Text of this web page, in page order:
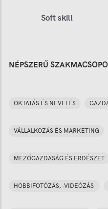
Soft skill
NÉPSZERŰ
OKTATÁS ÉS NEVELÉS
VÁLLALKOZÁS ÉS MARKETING
MEZŐGAZDASÁG ÉS ERDÉSZET
HOBBIFOTÓZÁS, -VIDEÓZÁS